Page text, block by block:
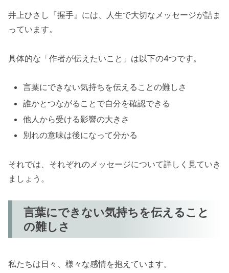
井上ひさし『握手』には、人生で大切なメッセージが詰ま
っています。
具体的な「作者が伝えたいこと」は以下の4つです。
言葉にできない気持ちを伝えることの難しさ
誰かとつながることで自分を確認できる
他人から受ける影響の大きさ
別れの意味は後になって分かる
それでは、それぞれのメッセージについて詳しく見ていき
ましょう。
言葉にできない気持ちを伝えること
の難しさ
私たちは日々、様々な感情を抱えています。